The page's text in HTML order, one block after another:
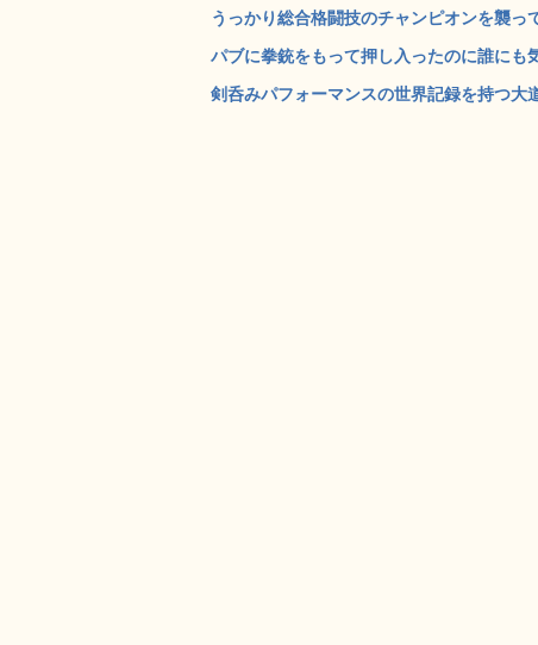
うっかり総合格闘技のチャンピオンを襲
パブに拳銃をもって押し入ったのに誰に
剣呑みパフォーマンスの世界記録を持つ